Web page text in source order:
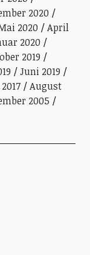
2020
2020
April
2020
2019
Juni 2019
August
2005